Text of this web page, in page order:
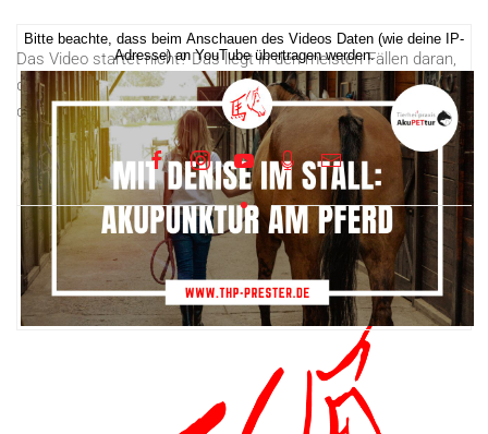
Bitte beachte, dass beim Anschauen des Videos Daten (wie deine IP-
Adresse) an YouTube übertragen werden.
Das Video startet nicht? Das liegt in den meisten Fällen daran,
dass die Cookies nicht akzeptiert wurden. Alternativ kannst du
dir das Videoauf unserem YouTube-Kanal anschauen.